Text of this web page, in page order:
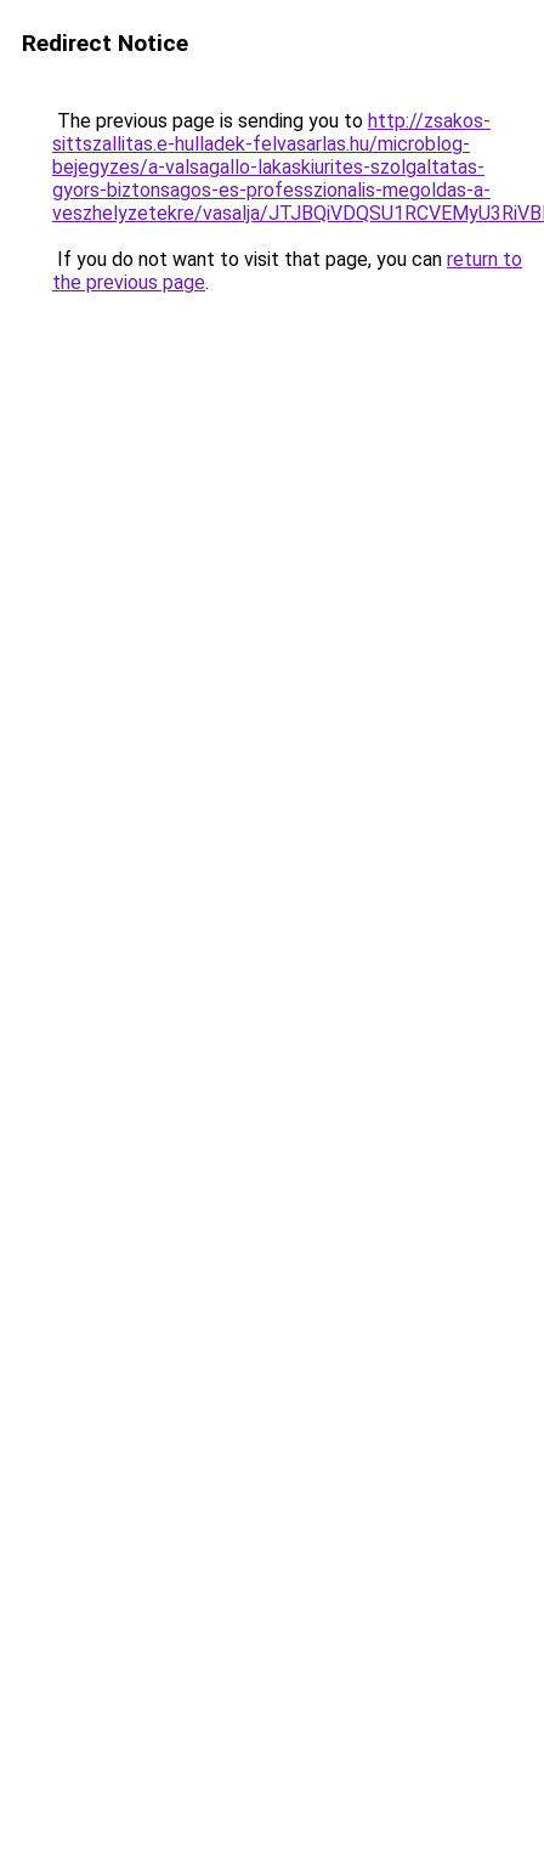
Redirect Notice
The previous page is sending you to http://zsakos-
sittszallitas.e-hulladek-felvasarlas.hu/microblog-
bejegyzes/a-valsagallo-lakaskiurites-szolgaltatas-
gyors-biztonsagos-es-professzionalis-megoldas-a-
veszhelyzetekre/vasalja/
If you do not want to visit that page, you can return to
the previous page.